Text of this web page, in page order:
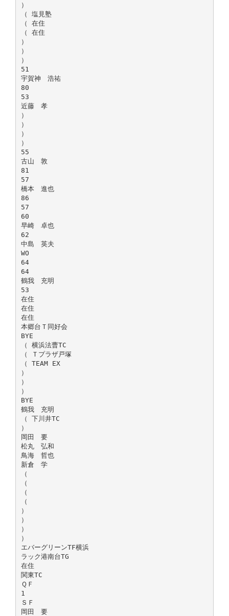
）
（ 塩見塾
（ 在住
（ 在住
）
）
）
51
宇賀神 浩祐
80
53
近藤 孝
）
）
）
）
55
古山 敦
81
57
橋本 進也
86
57
60
早崎 卓也
62
中島 英夫
WO
64
64
鶴我 充明
53
在住
在住
在住
本郷台Ｔ同好会
BYE
（ 横浜法曹TC
（ Ｔプラザ戸塚
（ TEAM EX
）
）
）
BYE
鶴我 充明
（ 下川井TC
）
岡田 要
松丸 弘和
鳥海 哲也
新倉 学
（
（
（
（
）
）
）
）
エバーグリーンTF横浜
ラック港南台TG
在住
関東TC
ＱＦ
1
ＳＦ
岡田 要